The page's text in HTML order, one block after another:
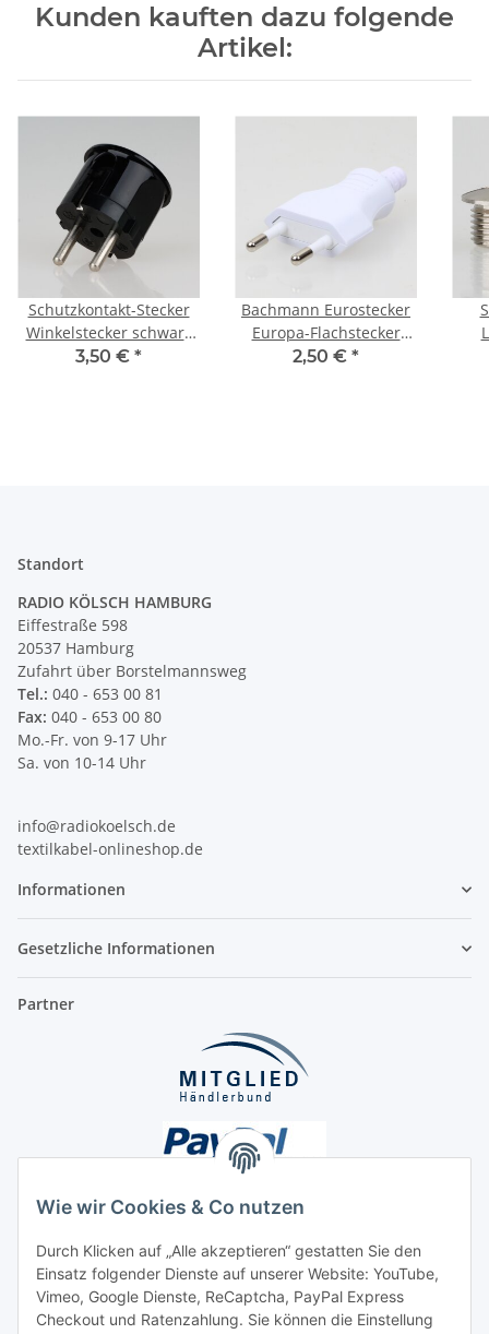
Wie wir Cookies & Co nutzen
Durch Klicken auf „Alle akzeptieren“ gestatten Sie den
Einsatz folgender Dienste auf unserer Website: YouTube,
Vimeo, Google Dienste, ReCaptcha, PayPal Express
Checkout und Ratenzahlung. Sie können die Einstellung
Kunden kauften dazu folgende
Artikel:
Schutzkontakt-Stecker
Winkelstecker schwarz
Bakelit Optik 250V/16A
3,50 € *
Bachmann Eurostecker
Europa-Flachstecker
weiss 250V/2A mit
2,50 € *
Standort
RADIO KÖLSCH HAMBURG
Eiffestraße 598
20537 Hamburg
Zufahrt über Borstelmannsweg
Tel.: 040 - 653 00 81
Fax: 040 - 653 00 80
Mo.-Fr. von 9-17 Uhr
Sa. von 10-14 Uhr
info@radiokoelsch.de
textilkabel-onlineshop.de
Informationen
Gesetzliche Informationen
Partner
Unsere Seiten